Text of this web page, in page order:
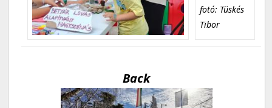
fotó: Tüskés
Tibor
Back